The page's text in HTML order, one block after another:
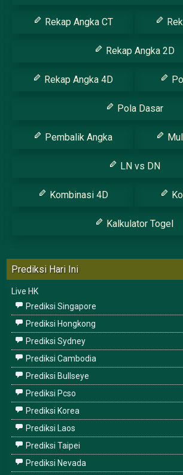
Rekap Angka CT
Rekap Angka 2D
Rekap Angka 4D
Pola Dasar
Pembalik Angka
LN vs DN
Kombinasi 4D
Kalkulator Togel
Prediksi Hari Ini
Live HK
Prediksi Singapore
Prediksi Hongkong
Prediksi Sydney
Prediksi Cambodia
Prediksi Bullseye
Prediksi Pcso
Prediksi Korea
Prediksi Laos
Prediksi Taipei
Prediksi Nevada